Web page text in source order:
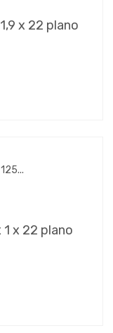
x 22 plano
x 22 plano